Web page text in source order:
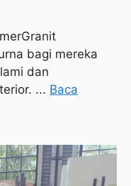
bagi mereka
dan
... Baca